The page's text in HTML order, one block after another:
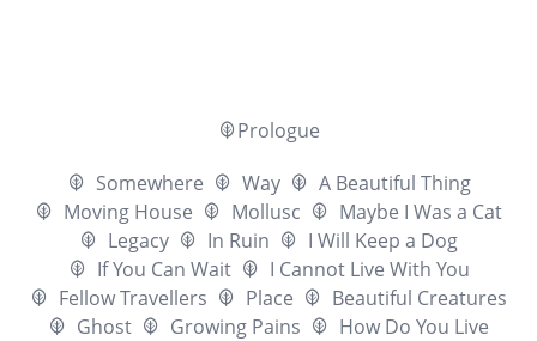
Prologue
Somewhere
Way
A Beautiful Thing
Moving House
Mollusc
Maybe I Was a Cat
Legacy
In Ruin
I Will Keep a Dog
If You Can Wait
I Cannot Live With You
Fellow Travellers
Place
Beautiful Creatures
Ghost
Growing Pains
How Do You Live